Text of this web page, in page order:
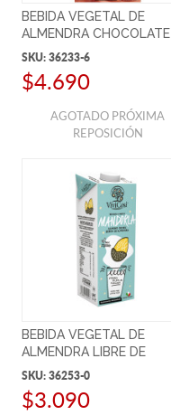
BEBIDA VEGETAL DE
ALMENDRA CHOCOLATE
S/AZÚCAR 946ML
SKU: 36233-6
$4.690
AGOTADO PRÓXIMA
REPOSICIÓN
BEBIDA VEGETAL DE
ALMENDRA LIBRE DE
GLUTEN 1L
SKU: 36253-0
$3.090